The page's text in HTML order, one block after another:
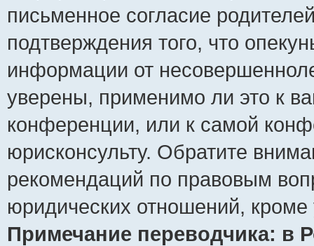
письменное согласие
подтверждения того, что
информации от
уверены, применимо ли это к
конференции, или к самой
юрисконсульту. Обратите
рекомендаций по правовым
юридических отношений,
Примечание переводчика: в